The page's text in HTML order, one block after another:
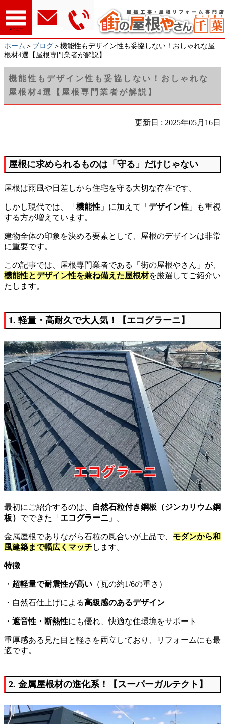
メニュー
ホーム ＞ ブログ ＞機能性もデザイン性も妥協しない！おしゃれな屋
根材4選【屋根専門業者が解説】.....
機能性もデザイン性も妥協しない！おしゃれな
屋根材4選【屋根専門業者が解説】
更新日 : 2025年05月16日
屋根に求められるものは「守る」だけじゃない
屋根は雨風や日差しから住宅を守る大切な存在です。
しかし現代では、「 機能性 」に加えて「 デザイン性 」も重視
する方が増えています。
建物全体の印象を決める要素として、屋根のデザインは非常
に重要です。
この記事では、屋根専門業者である「街の屋根やさん」が、
機能性とデザイン性を兼ね備えた屋根材を厳選してご紹介い
たします。
1. 軽量・高耐久で大人気！【エコグラーニ】
最初にご紹介するのは、
自然石粒付き鋼板（ジンカリウム鋼
板） でできた「 エコグラーニ 」。
金属屋根でありながら石粒の風合いが上品で、 モダンから和
風建築まで幅広くマッチします。
特徴
・ 超軽量で耐震性が高い （瓦の約1/6の重さ）
・自然石仕上げによる高級感のあるデザイン
・ 遮音性・断熱性にも優れ、快適な住環境をサポート
重厚感ある見た目と軽さを両立しており、リフォームにも最
適です。
2. 金属屋根材の進化系！【スーパーガルテクト】